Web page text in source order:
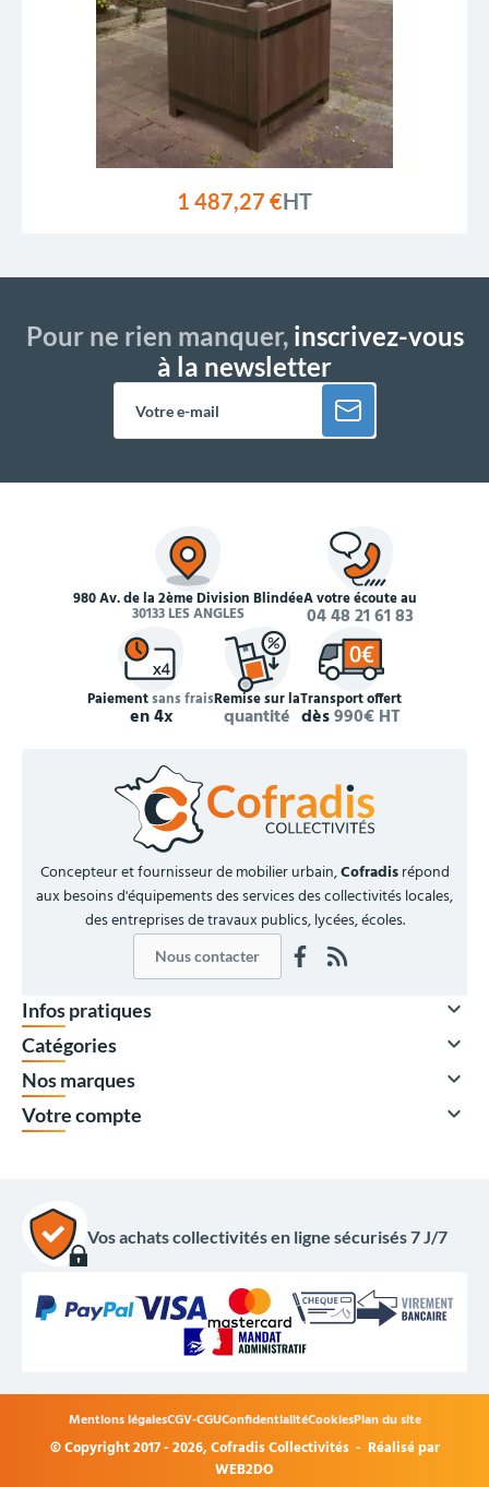
Devis uniquement
Options du produit
1 487,27 €HT
Pour ne rien manquer,inscrivez-vous
à la newsletter
980 Av. de la 2ème Division Blindée
30133 LES ANGLES
À votre écoute au
04 48 21 61 83
Paiementsans frais
en 4x
Remise sur la
quantité
Transport offert
dès990€ HT
Concepteur et fournisseur de mobilier urbain,Cofradisrépond
aux besoins d'équipements des services des collectivités locales,
des entreprises de travaux publics, lycées, écoles.
Nous contacter
Infos pratiques 
Catégories 
Nos marques 
Votre compte 
Vos achats collectivités en ligne sécurisés 7 J/7
© Copyright 2017 - 2026,Cofradis Collectivités - Réalisé par
WEB2DO
Mentions légalesCGV-CGUConfidentialitéCookiesPlan du site